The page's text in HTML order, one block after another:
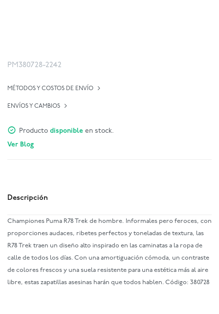
PM380728-2242
MÉTODOS Y COSTOS DE ENVÍO
ENVÍOS Y CAMBIOS
Producto disponible en stock.
Ver Blog
Descripción
Championes Puma R78 Trek de hombre. Informales pero feroces, con
proporciones audaces, ribetes perfectos y toneladas de textura, las
R78 Trek traen un diseño alto inspirado en las caminatas a la ropa de
calle de todos los días. Con una amortiguación cómoda, un contraste
de colores frescos y una suela resistente para una estética más al aire
libre, estas zapatillas asesinas harán que todos hablen. Código: 380728